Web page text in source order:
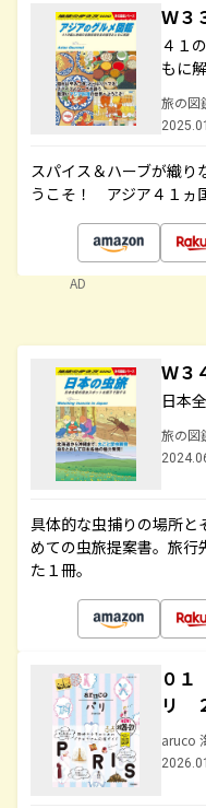
Ｗ３
４１
もに
旅の図
スパイス＆ハーブが織り
うこそ！ アジア４１ヵ
AD
Ｗ３
日本
旅の図
具体的な虫捕りの場所と
めての虫旅提案書。旅行
た１冊。
０
リ
aruco